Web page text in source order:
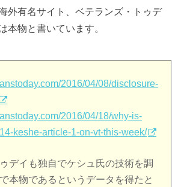
外有名サイト、ベテランズ・トゥデ
本物と書いています。
2016/04/08/disclosure-
2016/04/18/why-is-
keshe-article-1-on-vt-this-week/
デイも独自でケシュ氏の技術を調
本物であるというデータを得たと